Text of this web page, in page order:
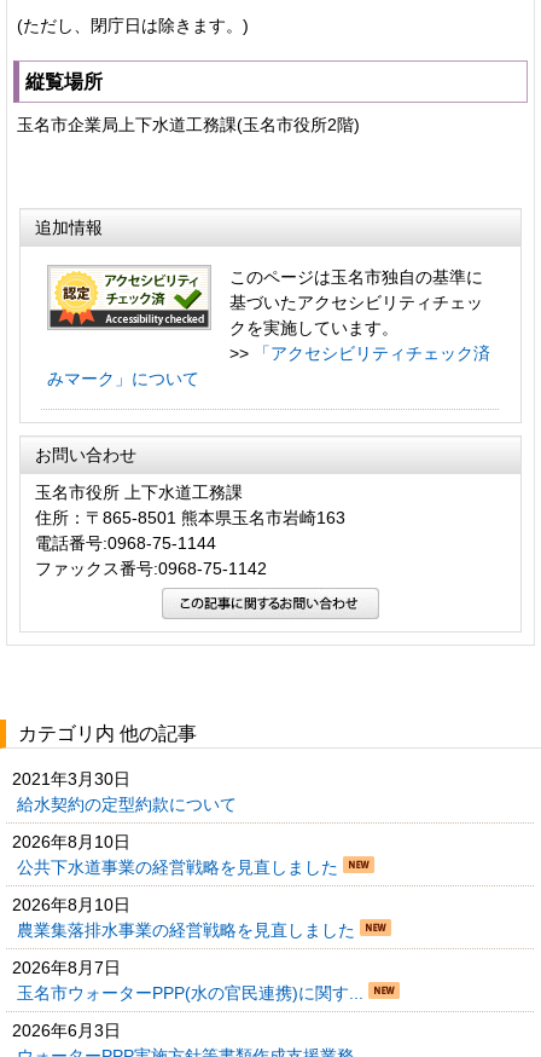
(ただし、閉庁日は除きます。)
縦覧場所
玉名市企業局上下水道工務課(玉名市役所2階)
追加情報
このページは玉名市独自の基準に
基づいたアクセシビリティチェッ
クを実施しています。
>>
「アクセシビリティチェック済
みマーク」について
お問い合わせ
玉名市役所 上下水道工務課
住所：〒865-8501 熊本県玉名市岩崎163
電話番号:0968-75-1144
ファックス番号:0968-75-1142
カテゴリ内 他の記事
2021年3月30日
給水契約の定型約款について
2026年8月10日
公共下水道事業の経営戦略を見直しました
2026年8月10日
農業集落排水事業の経営戦略を見直しました
2026年8月7日
玉名市ウォーターPPP(水の官民連携)に関す...
2026年6月3日